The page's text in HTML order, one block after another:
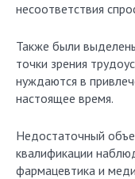
несоответствия
Также были
точки зрения
нуждаются в
настоящее время.
Недостаточный
квалификации
фармацевтика и